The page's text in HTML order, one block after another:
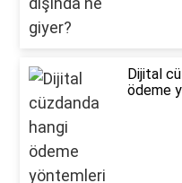
Dijital
ödeme